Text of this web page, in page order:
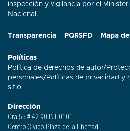
Transparencia PQRSFD Mapa
Políticas
Política de derechos de autor/
personales/Políticas de privacidad y
sitio​
Dirección
Cra 55 # 42 90 INT 0101
Centro Cívico Plaza de la Libertad
inspección y vigilancia por el
Nacional.